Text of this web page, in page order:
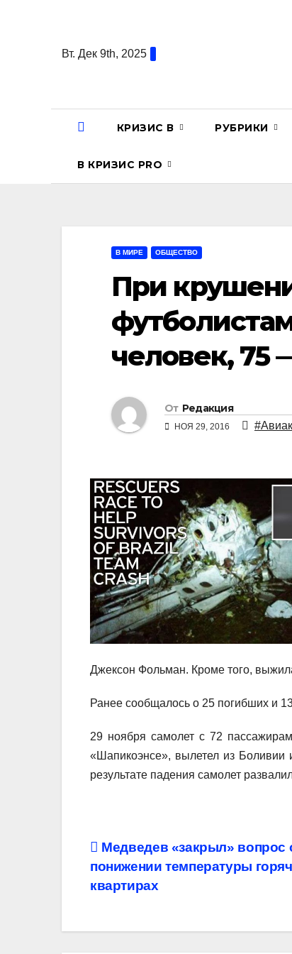
содержаниюВт. Дек 9th, 2025
КРИЗИС В РУБРИКИ
В КРИЗИС PRO
В МИРЕ ОБЩЕСТВО
При
человек, 75
От Редакция
НОЯ 29, 2016
Джексон Фольман. Кроме того,
Ранее сообщалось о 25 погибших и
29 ноября самолет с 72
«Шапикоэнсе», вылетел из Боливии
результате падения самолет
Навигация
по
Медведев «закрыл» вопрос
понижении температуры
квартирах